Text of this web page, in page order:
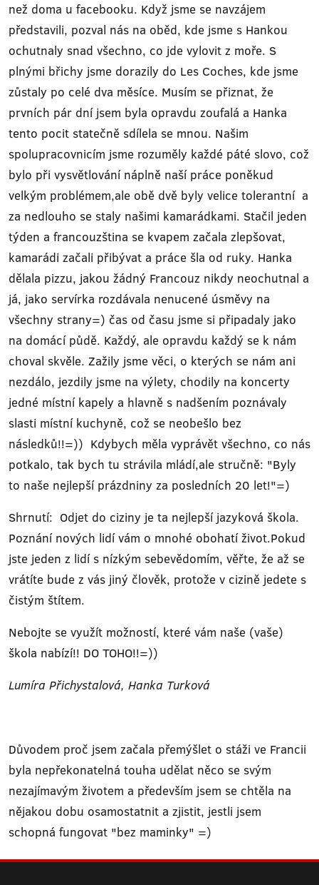
než doma u facebooku. Když jsme se navzájem
představili, pozval nás na oběd, kde jsme s Hankou
ochutnaly snad všechno, co jde vylovit z moře. S
plnými břichy jsme dorazily do Les Coches, kde jsme
zůstaly po celé dva měsíce. Musím se přiznat, že
prvních pár dní jsem byla opravdu zoufalá a Hanka
tento pocit statečně sdílela se mnou. Našim
spolupracovnicím jsme rozuměly každé páté slovo, což
bylo při vysvětlování náplně naší práce poněkud
velkým problémem,ale obě dvě byly velice tolerantní a
za nedlouho se staly našimi kamarádkami. Stačil jeden
týden a francouzština se kvapem začala zlepšovat,
kamarádi začali přibývat a práce šla od ruky. Hanka
dělala pizzu, jakou žádný Francouz nikdy neochutnal a
já, jako servírka rozdávala nenucené úsměvy na
všechny strany=) čas od času jsme si připadaly jako
na domácí půdě. Každý, ale opravdu každý se k nám
choval skvěle. Zažily jsme věci, o kterých se nám ani
nezdálo, jezdily jsme na výlety, chodily na koncerty
jedné místní kapely a hlavně s nadšením poznávaly
slasti místní kuchyně, což se neobešlo bez
následků!!=)) Kdybych měla vyprávět všechno, co nás
potkalo, tak bych tu strávila mládí,ale stručně: "Byly
to naše nejlepší prázdniny za posledních 20 let!"=)
Shrnutí: Odjet do ciziny je ta nejlepší jazyková škola.
Poznání nových lidí vám o mnohé obohatí život.Pokud
jste jeden z lidí s nízkým sebevědomím, věřte, že až se
vrátíte bude z vás jiný člověk, protože v cizině jedete s
čistým štítem.
Nebojte se využít možností, které vám naše (vaše)
škola nabízí!! DO TOHO!!=))
Lumíra Přichystalová, Hanka Turková
Důvodem proč jsem začala přemýšlet o stáži ve Francii
byla nepřekonatelná touha udělat něco se svým
nezajímavým životem a především jsem se chtěla na
nějakou dobu osamostatnit a zjistit, jestli jsem
schopná fungovat "bez maminky" =)